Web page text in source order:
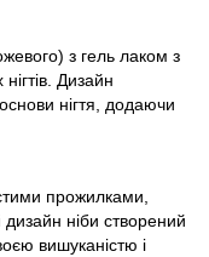
з гель лаком з
Дизайн
нігтя, додаючи
прожилками,
ніби створений
вишуканістю і